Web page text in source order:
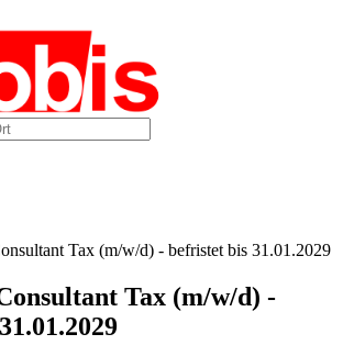
Tax (m/w/d) - befristet bis 31.01.2029
Tax (m/w/d) -